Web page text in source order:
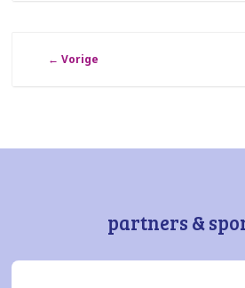
← Vorige
partners &